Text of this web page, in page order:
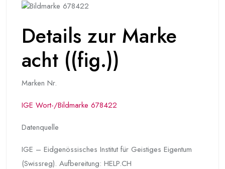
Details zur Marke
acht ((fig.))
Marken Nr.
IGE Wort-/Bildmarke 678422
Datenquelle
IGE – Eidgenössisches Institut für Geistiges Eigentum
(Swissreg). Aufbereitung: HELP.CH